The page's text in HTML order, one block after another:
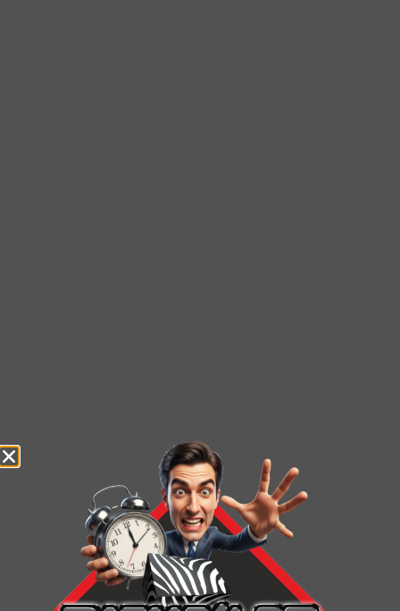
d’expédition à moto
Technique Quelques explications
techniques du projet Un socle
WordPress administrable, renforcé par
des contenus dynamiques et une
organisation pensée pour
Découvrir la réalisation